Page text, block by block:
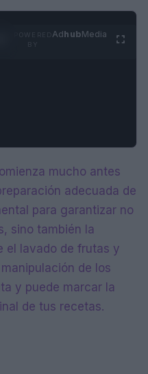
AdhubMedia
mucho antes
adecuada de
para garantizar no
sino también la
el lavado de frutas y
de los
y puede marcar la
de tus recetas.